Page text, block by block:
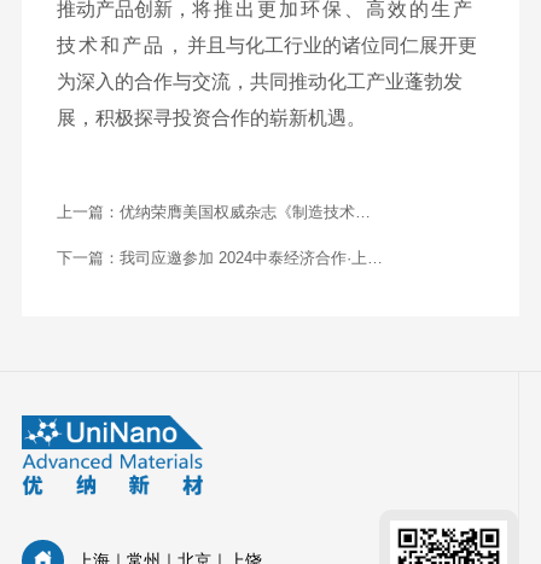
推动产品创新， 将推出更加环保、高效的生产
技术和产品， 并且与化工行业的诸位同仁展开更
为深入的合作与交流，共同推动化工产业蓬勃发
展，积极探寻投资合作的崭新机遇。
上一篇： 优纳荣膺美国权威杂志《制造技术洞
察》评选的 “2024 年度亚太地区先进材料解决
下一篇： 我司应邀参加 2024中泰经济合作·上海
上海｜常州｜北京｜上饶